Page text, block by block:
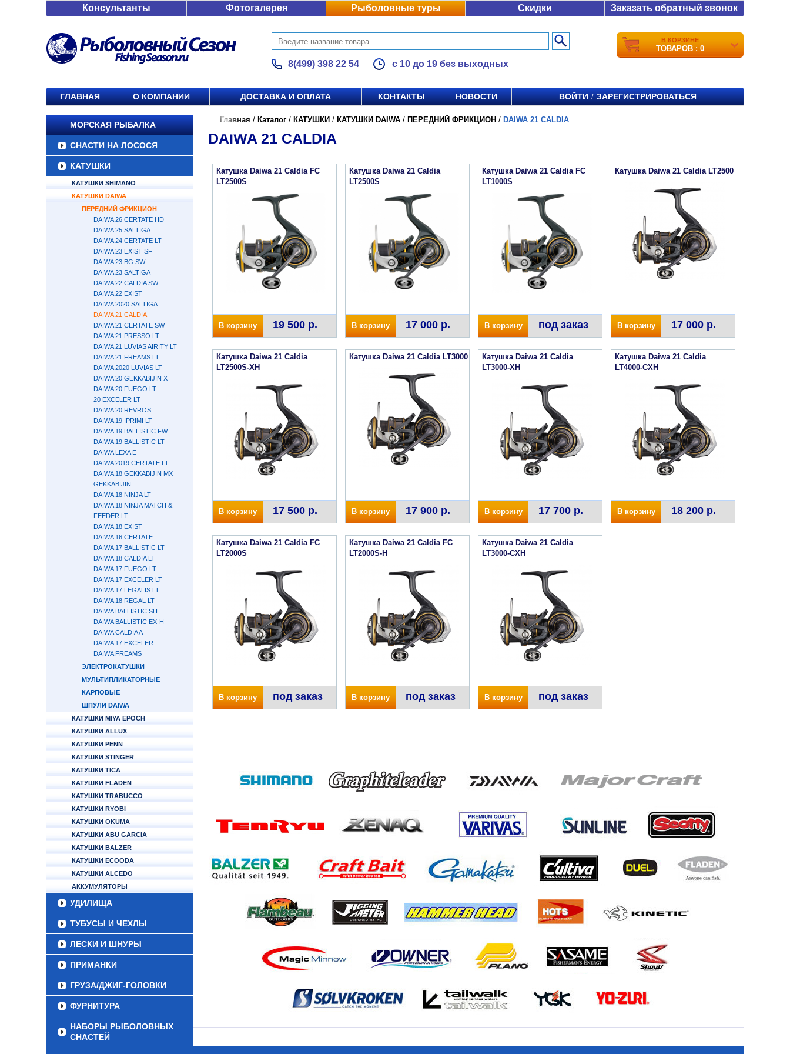
Консультанты Фотогалерея Рыболовные туры Скидки Заказать обратный звонок
8(499) 398 22 54 с 10 до 19 без выходных
В КОРЗИНЕ
ТОВАРОВ : 0
ГЛАВНАЯ О КОМПАНИИ ДОСТАВКА И ОПЛАТА КОНТАКТЫ НОВОСТИ ВОЙТИ / ЗАРЕГИСТРИРОВАТЬСЯ
МОРСКАЯ РЫБАЛКА
СНАСТИ НА ЛОСОСЯ
КАТУШКИ
КАТУШКИ SHIMANO
КАТУШКИ DAIWA
ПЕРЕДНИЙ ФРИКЦИОН
DAIWA 26 CERTATE HD
DAIWA 25 SALTIGA
DAIWA 24 CERTATE LT
DAIWA 23 EXIST SF
DAIWA 23 BG SW
DAIWA 23 SALTIGA
DAIWA 22 CALDIA SW
DAIWA 22 EXIST
DAIWA 2020 SALTIGA
DAIWA 21 CALDIA
DAIWA 21 CERTATE SW
DAIWA 21 PRESSO LT
DAIWA 21 LUVIAS AIRITY LT
DAIWA 21 FREAMS LT
DAIWA 2020 LUVIAS LT
DAIWA 20 GEKKABIJIN X
DAIWA 20 FUEGO LT
20 EXCELER LT
DAIWA 20 REVROS
DAIWA 19 IPRIMI LT
DAIWA 19 BALLISTIC FW
DAIWA 19 BALLISTIC LT
DAIWA LEXA E
DAIWA 2019 CERTATE LT
DAIWA 18 GEKKABIJIN MX
GEKKABIJIN
DAIWA 18 NINJA LT
DAIWA 18 NINJA MATCH &
FEEDER LT
DAIWA 18 EXIST
DAIWA 16 CERTATE
DAIWA 17 BALLISTIC LT
DAIWA 18 CALDIA LT
DAIWA 17 FUEGO LT
DAIWA 17 EXCELER LT
DAIWA 17 LEGALIS LT
DAIWA 18 REGAL LT
DAIWA BALLISTIC SH
DAIWA BALLISTIC EX-H
DAIWA CALDIA A
DAIWA 17 EXCELER
DAIWA FREAMS
ЭЛЕКТРОКАТУШКИ
МУЛЬТИПЛИКАТОРНЫЕ
КАРПОВЫЕ
ШПУЛИ DAIWA
КАТУШКИ MIYA EPOCH
КАТУШКИ ALLUX
КАТУШКИ PENN
КАТУШКИ STINGER
КАТУШКИ TICA
КАТУШКИ FLADEN
КАТУШКИ TRABUCCO
КАТУШКИ RYOBI
КАТУШКИ OKUMA
КАТУШКИ ABU GARCIA
КАТУШКИ BALZER
КАТУШКИ ECOODA
КАТУШКИ ALCEDO
АККУМУЛЯТОРЫ
УДИЛИЩА
ТУБУСЫ И ЧЕХЛЫ
ЛЕСКИ И ШНУРЫ
ПРИМАНКИ
ГРУЗА/ДЖИГ-ГОЛОВКИ
ФУРНИТУРА
НАБОРЫ РЫБОЛОВНЫХ
СНАСТЕЙ
Главная / Каталог / КАТУШКИ / КАТУШКИ DAIWA / ПЕРЕДНИЙ ФРИКЦИОН / DAIWA 21 CALDIA
DAIWA 21 CALDIA
Катушка Daiwa 21 Caldia FC
LT2500S
В корзину 19 500 р.
Катушка Daiwa 21 Caldia
LT2500S
В корзину 17 000 р.
Катушка Daiwa 21 Caldia FC
LT1000S
В корзину под заказ
Катушка Daiwa 21 Caldia LT2500
В корзину 17 000 р.
Катушка Daiwa 21 Caldia
LT2500S-XH
В корзину 17 500 р.
Катушка Daiwa 21 Caldia LT3000
В корзину 17 900 р.
Катушка Daiwa 21 Caldia
LT3000-XH
В корзину 17 700 р.
Катушка Daiwa 21 Caldia
LT4000-CXH
В корзину 18 200 р.
Катушка Daiwa 21 Caldia FC
LT2000S
В корзину под заказ
Катушка Daiwa 21 Caldia FC
LT2000S-H
В корзину под заказ
Катушка Daiwa 21 Caldia
LT3000-CXH
В корзину под заказ